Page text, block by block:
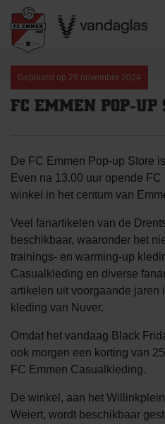
content
Geplaatst op 29 november 2024
FC EMMEN POP-UP
De FC Emmen Pop-up Store
Even na 13.00 uur opende
winkel in het centum van
Veel fanartikelen van de
beschikbaar, waaronder het
trainings- en warming-up
Casualkleding en diverse
artikelen uit voorgaande jaren
kleding van Nuver.
Omdat het vandaag Black
ook morgen een korting van
FC Emmen Casualkleding.
De winkel, aan het
Weiert, wordt beschikbaar